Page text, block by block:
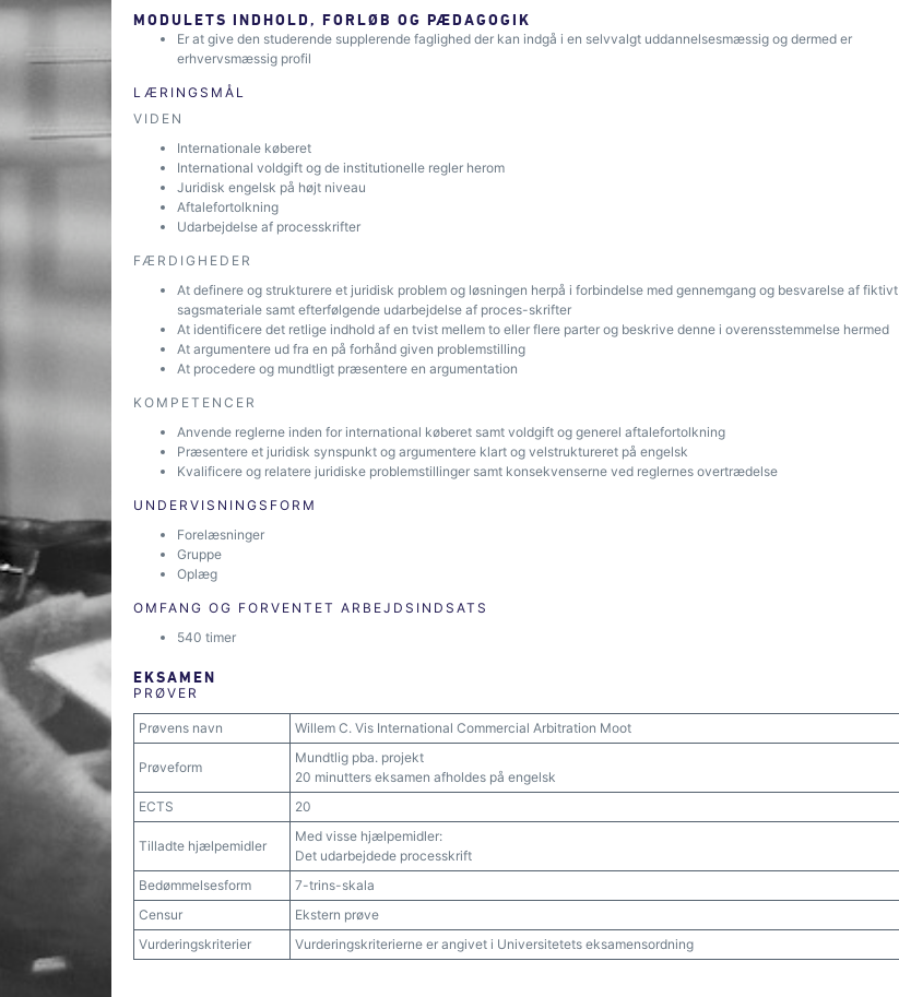
MODULETS INDHOLD, FORLØB OG PÆDAGOGIK
Er at give den studerende supplerende faglighed der kan indgå i en selvvalgt uddannelsesmæssig og dermed er
erhvervsmæssig profil
LÆRINGSMÅL
VIDEN
Internationale køberet
International voldgift og de institutionelle regler herom
Juridisk engelsk på højt niveau
Aftalefortolkning
Udarbejdelse af processkrifter
FÆRDIGHEDER
At definere og strukturere et juridisk problem og løsningen herpå i forbindelse med gennemgang og besvarelse af fiktivt
sagsmateriale samt efterfølgende udarbejdelse af proces-skrifter
At identificere det retlige indhold af en tvist mellem to eller flere parter og beskrive denne i overensstemmelse hermed
At argumentere ud fra en på forhånd given problemstilling
At procedere og mundtligt præsentere en argumentation
KOMPETENCER
Anvende reglerne inden for international køberet samt voldgift og generel aftalefortolkning
Præsentere et juridisk synspunkt og argumentere klart og velstruktureret på engelsk
Kvalificere og relatere juridiske problemstillinger samt konsekvenserne ved reglernes overtrædelse
UNDERVISNINGSFORM
Forelæsninger
Gruppe
Oplæg
OMFANG OG FORVENTET ARBEJDSINDSATS
540 timer
EKSAMEN
PRØVER
Prøvens navn Willem C. Vis International Commercial Arbitration Moot
Prøveform
Mundtlig pba. projekt
20 minutters eksamen afholdes på engelsk
ECTS
20
Tilladte hjælpemidler
Med visse hjælpemidler:
Det udarbejdede processkrift
Bedømmelsesform
7-trins-skala
Censur
Ekstern prøve
Vurderingskriterier
Vurderingskriterierne er angivet i Universitetets eksamensordning